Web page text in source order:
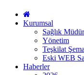
Kurumsal
Sağlık
Yönetim
Teşkilat
Eski WEB
Haberler